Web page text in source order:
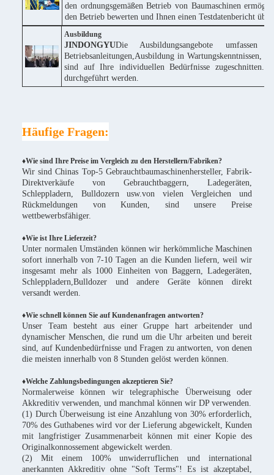
den ordnungsgemäßen Betrieb von Baumaschinen
den Betrieb bewerten und Ihnen einen Testdatenbericht
Ausbildung
JINDONGYUDie Ausbildungsangebote
Betriebsanleitungen,Ausbildung in Wartungskenntnissen,
sind auf Ihre individuellen Bedürfnisse
durchgeführt werden.
Häufige Fragen:
♦Wie sind Ihre Preise im Vergleich zu den Herstellern/Fabriken?
Wir sind Chinas Top-5 Gebrauchtbaumaschinenhersteller, Fabrik-
Direktverkäufe von Gebrauchtbaggern, Ladegeräten,
Schleppladern, Bulldozern usw.von vielen Vergleichen und
Rückmeldungen von Kunden, sind unsere Preise
wettbewerbsfähiger.
♦Wie ist Ihre Lieferzeit?
Unter normalen Umständen können wir herkömmliche Maschinen
sofort innerhalb von 7-10 Tagen an die Kunden liefern, weil wir
insgesamt mehr als 1000 Einheiten von Baggern, Ladegeräten,
Schleppladern,Bulldozer und andere Geräte können direkt
versandt werden.
♦Wie schnell können Sie auf Kundenanfragen antworten?
Unser Team besteht aus einer Gruppe hart arbeitender und
dynamischer Menschen, die rund um die Uhr arbeiten und bereit
sind, auf Kundenbedürfnisse und Fragen zu antworten, von denen
die meisten innerhalb von 8 Stunden gelöst werden können.
♦Welche Zahlungsbedingungen akzeptieren Sie?
Normalerweise können wir telegraphische Überweisung oder
Akkreditiv verwenden, und manchmal können wir DP verwenden.
(1) Durch Überweisung ist eine Anzahlung von 30% erforderlich,
70% des Guthabenes wird vor der Lieferung abgewickelt, Kunden
mit langfristiger Zusammenarbeit können mit einer Kopie des
Originalkonnossement abgewickelt werden.
(2) Mit einem 100% unwiderruflichen und international
anerkannten Akkreditiv ohne "Soft Terms"! Es ist akzeptabel,